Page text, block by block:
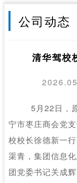
公司动态
清华驾校
5月22日，
宁市枣庄商会党
校校长徐德新一
渠青，集团信息
团党委书记关成